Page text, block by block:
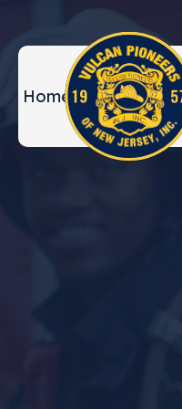
Home About